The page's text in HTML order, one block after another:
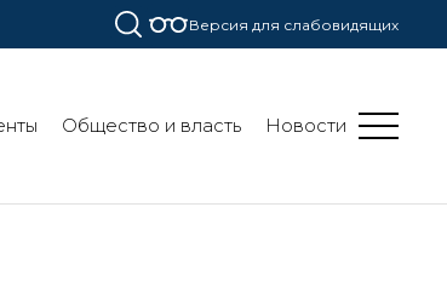
Версия для слабовидящих
Общество и власть Новости